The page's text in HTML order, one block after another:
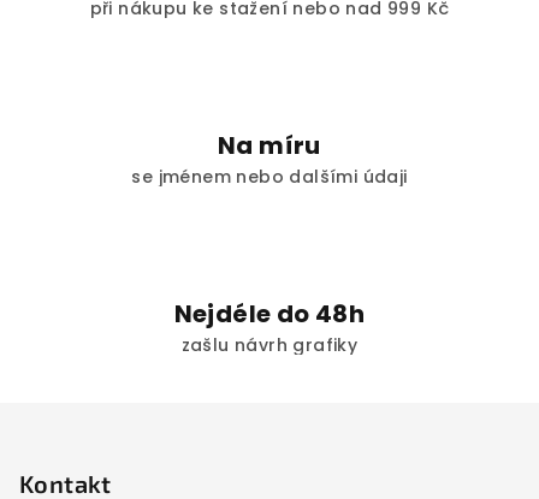
při nákupu ke stažení nebo nad 999 Kč
Na míru
se jménem nebo dalšími údaji
Nejdéle do 48h
zašlu návrh grafiky
Kontakt